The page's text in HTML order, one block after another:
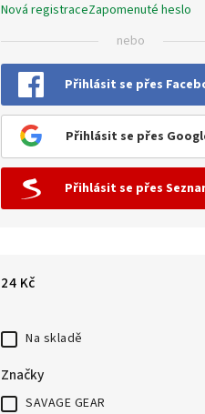
Nová registraceZapomenuté heslo
nebo
Přihlásit se přes
Přihlásit se přes
Přihlásit se přes
24 Kč
Na skladě
Značky
SAVAGE GEAR